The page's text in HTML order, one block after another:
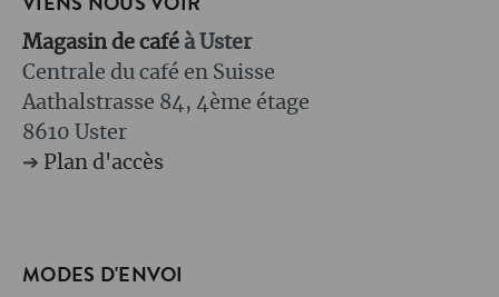
Magasin de café à Uster
Centrale du café en Suisse
Aathalstrasse 84, 4ème étage
8610 Uster
➔ Plan d'accès
MODES D'ENVOI